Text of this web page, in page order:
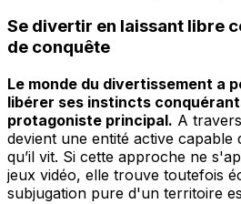
Se divertir en laissant libre
de conquête
Le monde du divertissement a
libérer ses instincts
protagoniste principal. A
devient une entité active
qu’il vit. Si cette approche ne
jeux vidéo, elle trouve toutefois
subjugation pure d'un territoire